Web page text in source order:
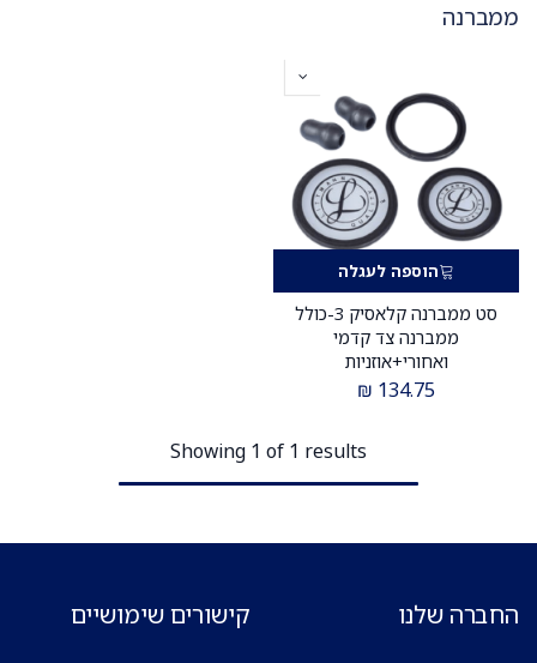
ממברנה
הוספה לעגלה
סט ממברנה קלאסיק 3-כולל
ממברנה צד קדמי
ואחורי+אוזניות
134.75
₪
Showing 1 of 1 results
החברה שלנו קישורים שימושיים